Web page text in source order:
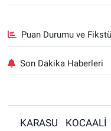
Puan Durumu ve
Son Dakika Haberleri
KARASU KOCAALİ